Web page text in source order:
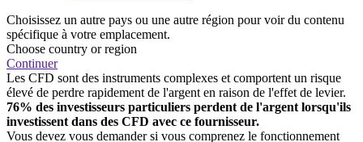
Choisissez un autre pays ou une autre région pour voir du contenu
spécifique à votre emplacement.
Choose country or region
Continuer
Les CFD sont des instruments complexes et comportent un risque
élevé de perdre rapidement de l'argent en raison de l'effet de levier.
76% des investisseurs particuliers perdent de l'argent lorsqu'ils
investissent dans des CFD avec ce fournisseur.
Vous devez vous demander si vous comprenez le fonctionnement